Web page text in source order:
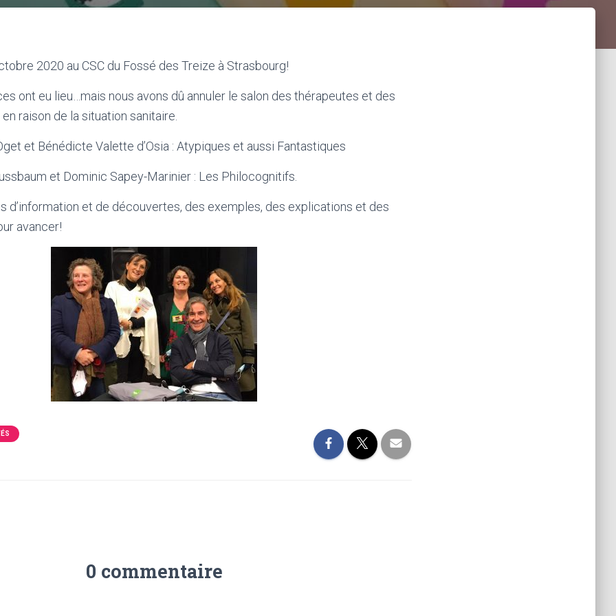
2020 au CSC du Fossé des Treize à Strasbourg!
ont eu lieu…mais nous avons dû annuler le salon des thérapeutes et des
raison de la situation sanitaire.
et Bénédicte Valette d’Osia : Atypiques et aussi Fantastiques
et Dominic Sapey-Marinier : Les Philocognitifs.
d’information et de découvertes, des exemples, des explications et des
avancer!
0 commentaire